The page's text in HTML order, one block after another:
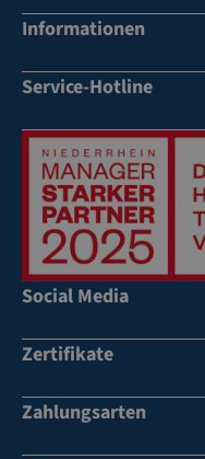
Informationen
Service-Hotline
Social Media
Zertifikate
Zahlungsarten